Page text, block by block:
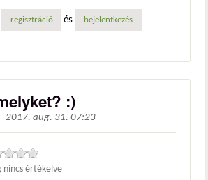
regisztráció és bejelentkezés
:)
- 2017. aug. 31. 07:23
nincs értékelve